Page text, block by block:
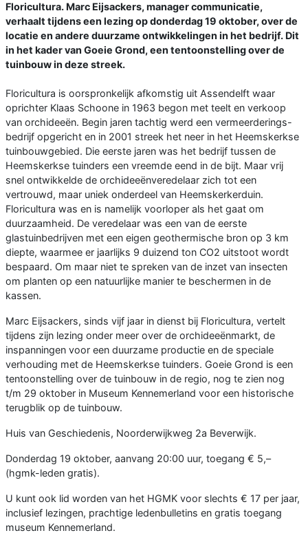
Floricultura. Marc Eijsackers, manager communicatie,
verhaalt tijdens een lezing op donderdag 19 oktober, over de
locatie en andere duurzame ontwikkelingen in het bedrijf. Dit
in het kader van Goeie Grond, een tentoonstelling over de
tuinbouw in deze streek.
Floricultura is oorspronkelijk afkomstig uit Assendelft waar
oprichter Klaas Schoone in 1963 begon met teelt en verkoop
van orchideeën. Begin jaren tachtig werd een vermeerderings-
bedrijf opgericht en in 2001 streek het neer in het Heemskerkse
tuinbouwgebied. Die eerste jaren was het bedrijf tussen de
Heemskerkse tuinders een vreemde eend in de bijt. Maar vrij
snel ontwikkelde de orchideeënveredelaar zich tot een
vertrouwd, maar uniek onderdeel van Heemskerkerduin.
Floricultura was en is namelijk voorloper als het gaat om
duurzaamheid. De veredelaar was een van de eerste
glastuinbedrijven met een eigen geothermische bron op 3 km
diepte, waarmee er jaarlijks 9 duizend ton CO2 uitstoot wordt
bespaard. Om maar niet te spreken van de inzet van insecten
om planten op een natuurlijke manier te beschermen in de
kassen.
Marc Eijsackers, sinds vijf jaar in dienst bij Floricultura, vertelt
tijdens zijn lezing onder meer over de orchideeënmarkt, de
inspanningen voor een duurzame productie en de speciale
verhouding met de Heemskerkse tuinders. Goeie Grond is een
tentoonstelling over de tuinbouw in de regio, nog te zien nog
t/m 29 oktober in Museum Kennemerland voor een historische
terugblik op de tuinbouw.
Huis van Geschiedenis, Noorderwijkweg 2a Beverwijk.
Donderdag 19 oktober, aanvang 20:00 uur, toegang € 5,–
(hgmk-leden gratis).
U kunt ook lid worden van het HGMK voor slechts € 17 per jaar,
inclusief lezingen, prachtige ledenbulletins en gratis toegang
museum Kennemerland.